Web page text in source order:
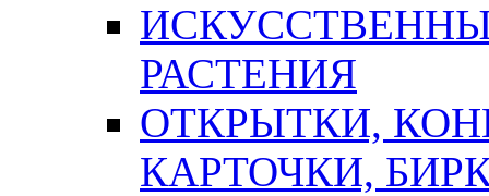
РАСТЕНИЯ
ОТКРЫТКИ,
КАРТОЧКИ,